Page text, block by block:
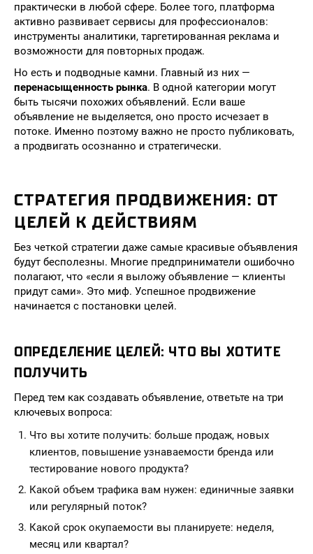
практически в любой сфере. Более того, платформа
активно развивает сервисы для профессионалов:
инструменты аналитики, таргетированная реклама и
возможности для повторных продаж.
Но есть и подводные камни. Главный из них —
перенасыщенность рынка. В одной категории могут
быть тысячи похожих объявлений. Если ваше
объявление не выделяется, оно просто исчезает в
потоке. Именно поэтому важно не просто публиковать,
а продвигать осознанно и стратегически.
СТРАТЕГИЯ ПРОДВИЖЕНИЯ: ОТ
ЦЕЛЕЙ К ДЕЙСТВИЯМ
Без четкой стратегии даже самые красивые объявления
будут бесполезны. Многие предприниматели ошибочно
полагают, что «если я выложу объявление — клиенты
придут сами». Это миф. Успешное продвижение
начинается с постановки целей.
ОПРЕДЕЛЕНИЕ ЦЕЛЕЙ: ЧТО ВЫ ХОТИТЕ
ПОЛУЧИТЬ
Перед тем как создавать объявление, ответьте на три
ключевых вопроса:
Что вы хотите получить: больше продаж, новых
клиентов, повышение узнаваемости бренда или
тестирование нового продукта?
Какой объем трафика вам нужен: единичные заявки
или регулярный поток?
Какой срок окупаемости вы планируете: неделя,
месяц или квартал?